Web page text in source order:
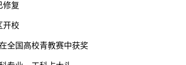
修复
开校
全国高校青教赛中获奖